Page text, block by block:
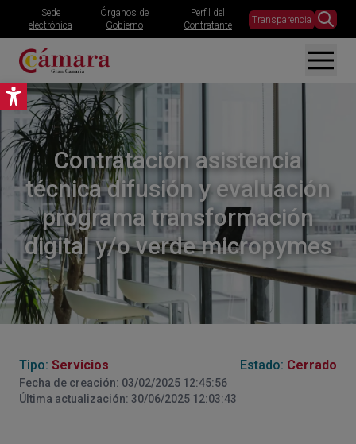
Abrir barra de herramientas
Sede
electrónica
Órganos de
Gobierno
Perfil del
Contratante
Transparencia
Contratación asistencia
técnica difusión y evaluación
programa transformación
digital y/o verde micropymes
Tipo: Servicios Estado: Cerrado
Fecha de creación: 03/02/2025 12:45:56
Última actualización: 30/06/2025 12:03:43